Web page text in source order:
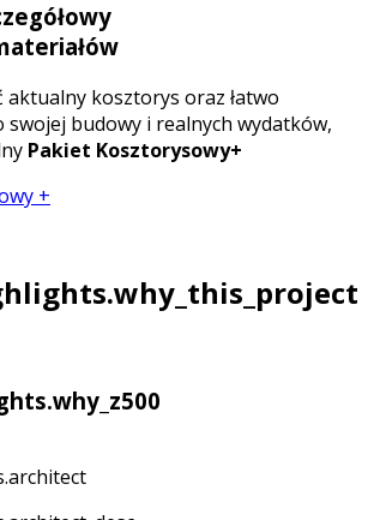
aktualny kosztorys oraz łatwo
swojej budowy i realnych wydatków,
Pakiet Kosztorysowy+
+